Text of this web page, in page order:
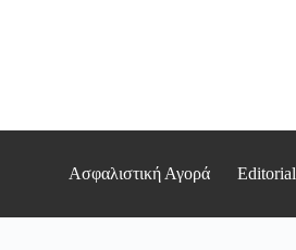
Ασφαλιστική Αγορά Editorial